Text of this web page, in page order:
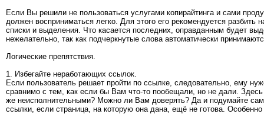
Если Вы решили не пользоваться услугами копирайтинга и сами
должен восприниматься легко. Для этого его рекомендуется
списки и выделения. Что касается последних, оправданным будет
нежелательно, так как подчеркнутые слова автоматически
Логические препятствия.
1. Избегайте неработающих ссылок.
Если пользователь решает пройти по ссылке, следовательно, ему
сравнимо с тем, как если бы Вам что-то пообещали, но не дали.
же неисполнительными? Можно ли Вам доверять? Да и подумайте
ссылки, если страница, на которую она дана, ещё не готова.